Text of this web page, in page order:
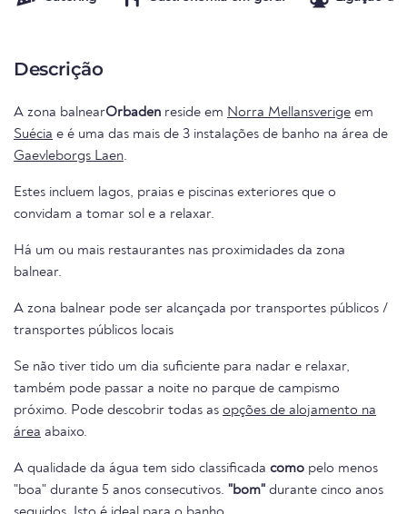
Descrição
A zona balnearOrbaden reside em Norra Mellansverige em
Suécia e é uma das mais de 3 instalações de banho na área de
Gaevleborgs Laen.
Estes incluem lagos, praias e piscinas exteriores que o
convidam a tomar sol e a relaxar.
Há um ou mais restaurantes nas proximidades da zona
balnear.
A zona balnear pode ser alcançada por transportes públicos /
transportes públicos locais
Se não tiver tido um dia suficiente para nadar e relaxar,
também pode passar a noite no parque de campismo
próximo. Pode descobrir todas as opções de alojamento na
área abaixo.
A qualidade da água tem sido classificada como pelo menos
"boa" durante 5 anos consecutivos. "bom" durante cinco anos